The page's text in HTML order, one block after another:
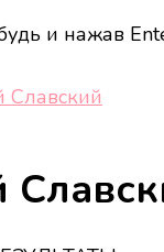
и нажав
Славский